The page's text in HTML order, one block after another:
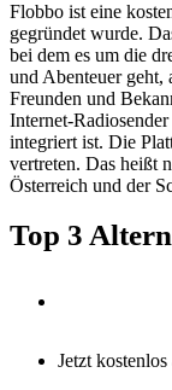
Flobbo ist eine
gegründet wurde.
bei dem es um die
und Abenteuer geht,
Freunden und
Internet-
integriert ist. Die
vertreten. Das heißt
Österreich und der
Top 3
Jetzt